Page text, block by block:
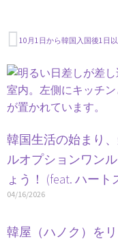
韓国生活の始まり
ルオプションワン
ょう！ (feat. ハート
04/16/2026
韓屋（ハノク）を